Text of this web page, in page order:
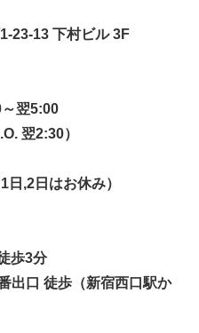
23-13 下村ビル 3F
翌5:00
翌2:30）
,2日はお休み）
歩3分
出口 徒歩（新宿西口駅か